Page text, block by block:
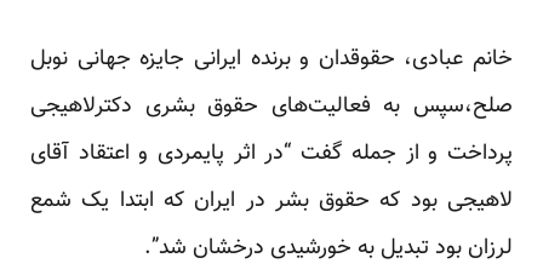
خانم عبادی، حقوقدان و برنده ایرانی جایزه جهانی نوبل
صلح،سپس به فعالیت‌های حقوق بشری دکترلاهیجی
پرداخت و از جمله گفت “در اثر پایمردی و اعتقاد آقای
لاهیجی بود که حقوق بشر در ایران که ابتدا یک شمع
لرزان بود تبدیل به خورشیدی درخشان شد”.